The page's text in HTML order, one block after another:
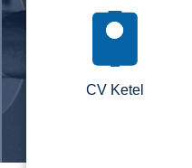
CV Ketel